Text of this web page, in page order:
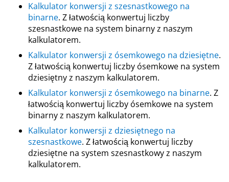
Kalkulator konwersji z szesnastkowego na
binarne. Z łatwością konwertuj liczby
szesnastkowe na system binarny z naszym
kalkulatorem.
Kalkulator konwersji z ósemkowego na dziesiętne.
Z łatwością konwertuj liczby ósemkowe na system
dziesiętny z naszym kalkulatorem.
Kalkulator konwersji z ósemkowego na binarne. Z
łatwością konwertuj liczby ósemkowe na system
binarny z naszym kalkulatorem.
Kalkulator konwersji z dziesiętnego na
szesnastkowe. Z łatwością konwertuj liczby
dziesiętne na system szesnastkowy z naszym
kalkulatorem.